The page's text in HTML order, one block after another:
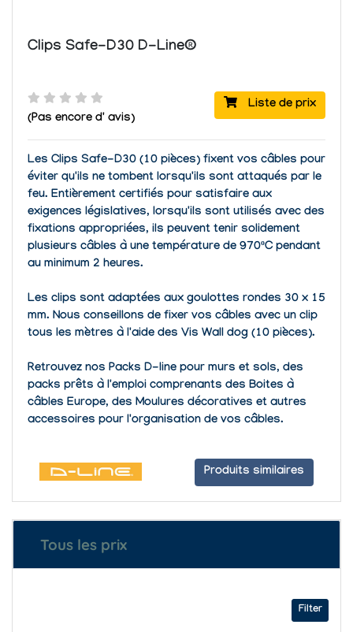
Clips Safe-D30 D-Line®
Liste de prix
(Pas encore d' avis)
Les Clips Safe-D30 (10 pièces) fixent vos câbles pour
éviter qu'ils ne tombent lorsqu'ils sont attaqués par le
feu. Entièrement certifiés pour satisfaire aux
exigences législatives, lorsqu'ils sont utilisés avec des
fixations appropriées, ils peuvent tenir solidement
plusieurs câbles à une température de 970ºC pendant
au minimum 2 heures.
Les clips sont adaptées aux goulottes rondes 30 x 15
mm. Nous conseillons de fixer vos câbles avec un clip
tous les mètres à l'aide des Vis Wall dog (10 pièces).
Retrouvez nos Packs D-line pour murs et sols, des
packs prêts à l'emploicomprenants des Boites à
câbles Europe, des Moulures décoratives et autres
accessoires pour l'organisation de vos câbles.
Produits similaires
Tous les prix
Filter